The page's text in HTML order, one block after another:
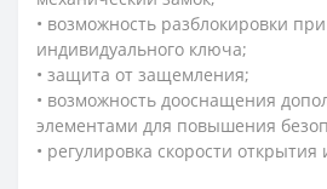
• возможность разблокировки
индивидуального ключа;
• защита от защемления;
• возможность дооснащения
элементами для повышения
• регулировка скорости открытия